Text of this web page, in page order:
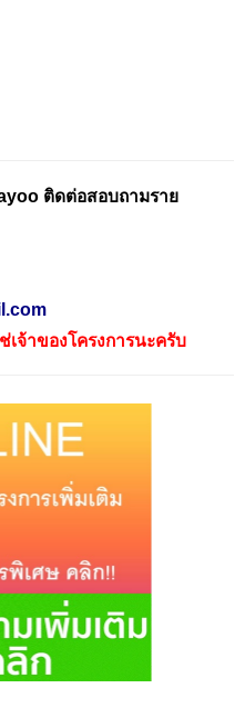
ติดต่อสอบถามราย
เจ้าของโครงการนะครับ